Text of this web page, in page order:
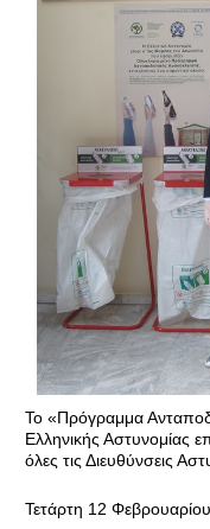
Το «Πρόγραμμα
Ελληνικής Αστυνομίας
όλες τις Διευθύνσεις
Τετάρτη 12